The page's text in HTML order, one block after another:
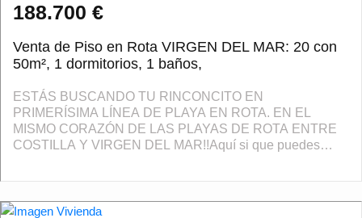
188.700 €
Venta de Piso en Rota VIRGEN DEL MAR: 20 con
50m², 1 dormitorios, 1 baños,
ESTÁS BUSCANDO TU RINCONCITO EN
PRIMERÍSIMA LÍNEA DE PLAYA EN ROTA. EN EL
MISMO CORAZÓN DE LAS PLAYAS DE ROTA ENTRE
COSTILLA Y VIRGEN DEL MAR!!Aquí si que puedes